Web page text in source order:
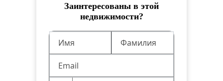
Заинтересованы в этой
недвижимости?